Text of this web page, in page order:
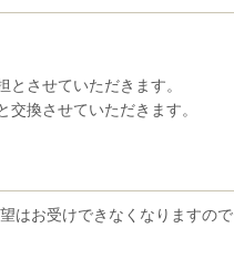
させていただきます。
換させていただきます。
お受けできなくなりますので